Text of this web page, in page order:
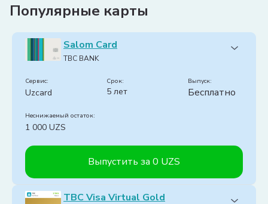
Популярные карты
Salom Card
TBC BANK
Сервис:
Uzcard
срок:
5 лет
Выпуск:
Бесплатно
Неснижаемый остаток:
1 000 UZS
Выпустить за 0 UZS
Обслуживание (в год):Бесплатно
TBC Visa Virtual Gold